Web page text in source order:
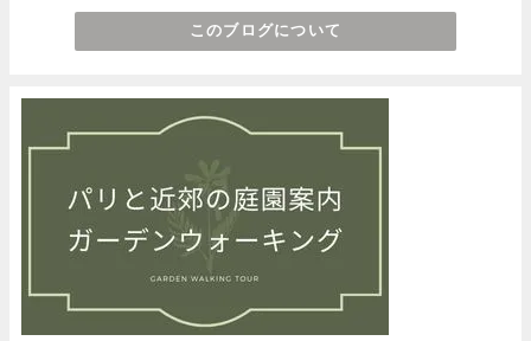
このブログについて